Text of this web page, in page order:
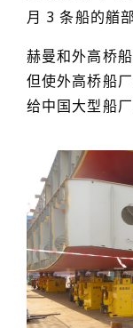
月 3 条船的艏
赫曼和外高桥
但使外高桥船
给中国大型船